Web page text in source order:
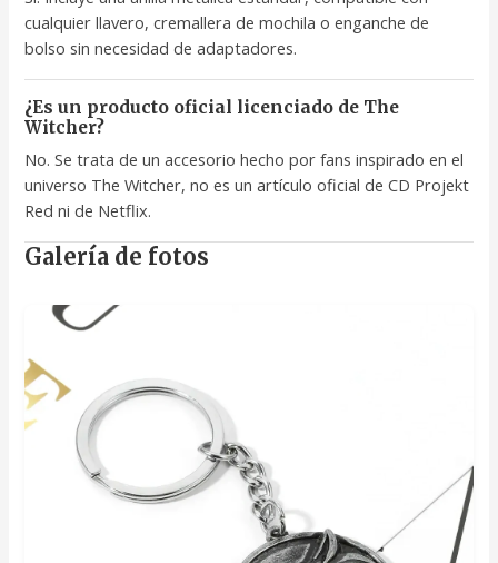
cualquier llavero, cremallera de mochila o enganche de
bolso sin necesidad de adaptadores.
¿Es un producto oficial licenciado de The
Witcher?
No. Se trata de un accesorio hecho por fans inspirado en el
universo The Witcher, no es un artículo oficial de CD Projekt
Red ni de Netflix.
Galería de fotos